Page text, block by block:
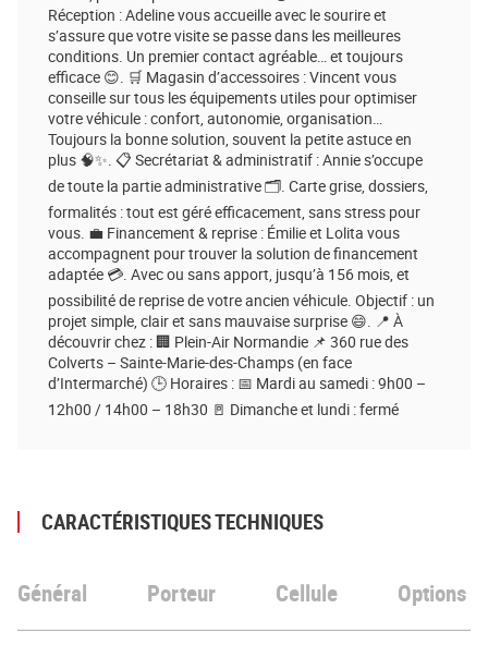
Réception : Adeline vous accueille avec le sourire et
s’assure que votre visite se passe dans les meilleures
conditions. Un premier contact agréable… et toujours
efficace 😊. 🛒 Magasin d’accessoires : Vincent vous
conseille sur tous les équipements utiles pour optimiser
votre véhicule : confort, autonomie, organisation…
Toujours la bonne solution, souvent la petite astuce en
plus 🧠✨. 📋 Secrétariat & administratif : Annie s’occupe
de toute la partie administrative 🗂️. Carte grise, dossiers,
formalités : tout est géré efficacement, sans stress pour
vous. 💼 Financement & reprise : Émilie et Lolita vous
accompagnent pour trouver la solution de financement
adaptée 💳. Avec ou sans apport, jusqu’à 156 mois, et
possibilité de reprise de votre ancien véhicule. Objectif : un
projet simple, clair et sans mauvaise surprise 😄. 📍 À
découvrir chez : 🏢 Plein-Air Normandie 📌 360 rue des
Colverts – Sainte-Marie-des-Champs (en face
d’Intermarché) 🕒 Horaires : 📅 Mardi au samedi : 9h00 –
12h00 / 14h00 – 18h30 🚪 Dimanche et lundi : fermé
CARACTÉRISTIQUES TECHNIQUES
Général Porteur Cellule Options